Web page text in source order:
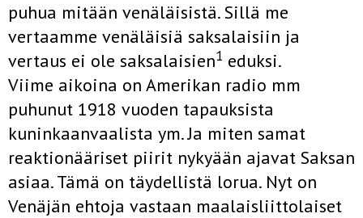
puhua mitään venäläisistä. Sillä me
vertaamme venäläisiä saksalaisiin ja
vertaus ei ole saksalaisien1 eduksi.
Viime aikoina on Amerikan radio mm
puhunut 1918 vuoden tapauksista
kuninkaanvaalista ym. Ja miten samat
reaktionääriset piirit nykyään ajavat Saksan
asiaa. Tämä on täydellistä lorua. Nyt on
Venäjän ehtoja vastaan maalaisliittolaiset